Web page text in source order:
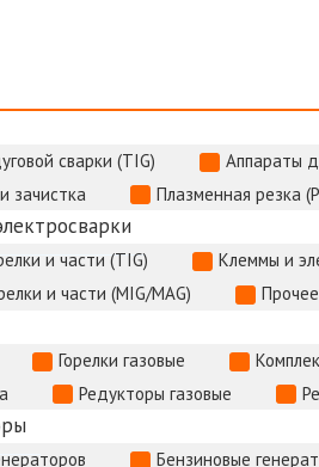
сварки (TIG)
Аппараты
зачистка
Плазменная резка
и части (TIG)
Клеммы и
и части (MIG/MAG)
Горелки газовые
Редукторы газовые
Бензиновые